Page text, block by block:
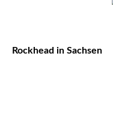
Rockhead in Sachsen